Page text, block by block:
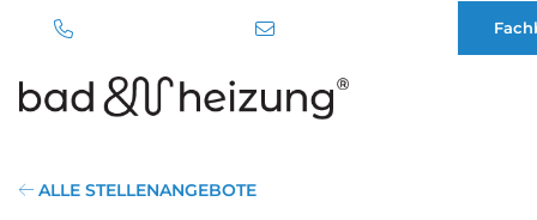
InhaltALLE STELLENANGEBOTE